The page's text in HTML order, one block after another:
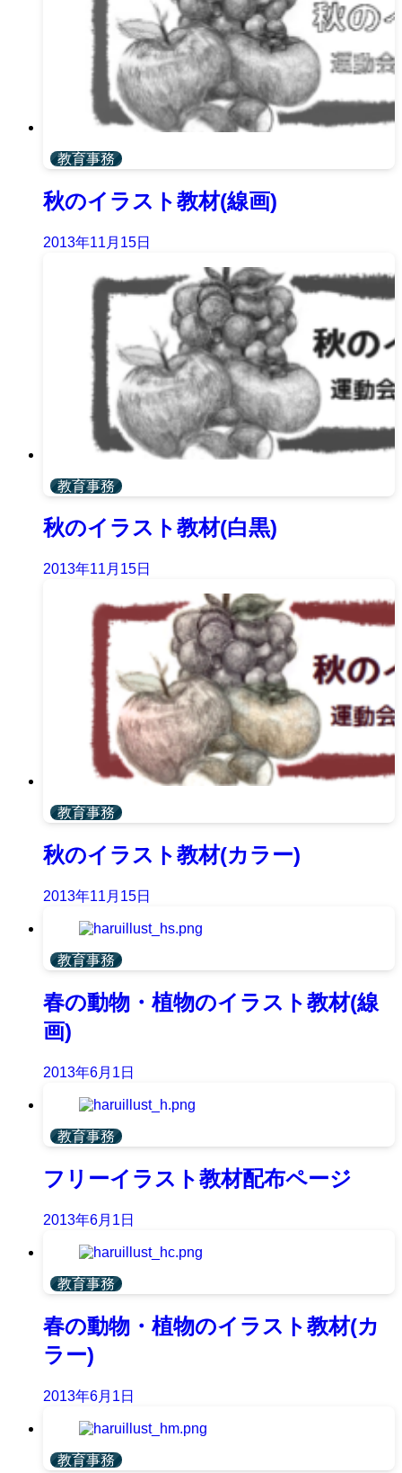
教育事務
秋のイラスト教材(線画)
2013年11月15日
教育事務
秋のイラスト教材(白黒)
2013年11月15日
教育事務
秋のイラスト教材(カラー)
2013年11月15日
教育事務
春の動物・植物のイラスト教材(線
画)
2013年6月1日
教育事務
フリーイラスト教材配布ページ
2013年6月1日
教育事務
春の動物・植物のイラスト教材(カ
ラー)
2013年6月1日
教育事務